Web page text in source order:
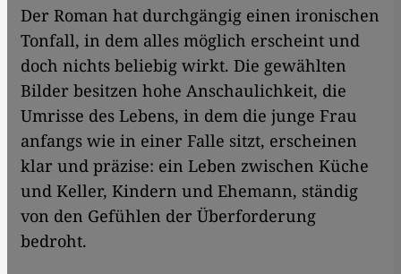
Der Roman hat durchgängig einen ironischen
Tonfall, in dem alles möglich erscheint und
doch nichts beliebig wirkt. Die gewählten
Bilder besitzen hohe Anschaulichkeit, die
Umrisse des Lebens, in dem die junge Frau
anfangs wie in einer Falle sitzt, erscheinen
klar und präzise: ein Leben zwischen Küche
und Keller, Kindern und Ehemann, ständig
von den Gefühlen der Überforderung
bedroht.